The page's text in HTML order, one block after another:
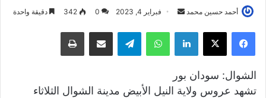
أحمد حسين محمد
ل
ر
فبراير 4, 2023 0
342 دقيقة واحدة
فيسبوك لينكدإن واتساب
الشوال: سودان بور
تشهد عروس ولاية النيل الأبيض مدينة الشوال الثلاثاء